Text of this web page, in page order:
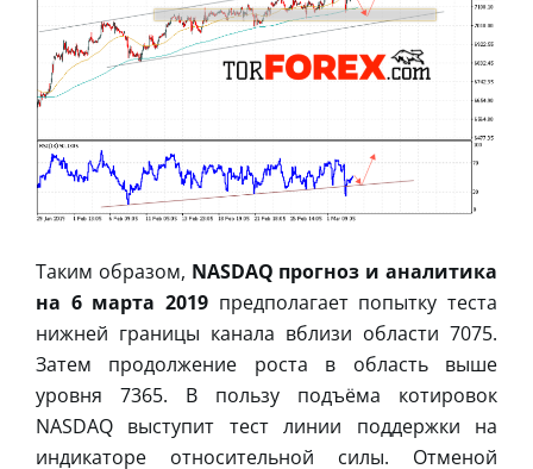
Таким образом, NASDAQ прогноз и аналитика
на 6 марта 2019 предполагает попытку теста
нижней границы канала вблизи области 7075.
Затем продолжение роста в область выше
уровня 7365. В пользу подъёма котировок
NASDAQ выступит тест линии поддержки на
индикаторе относительной силы. Отменой